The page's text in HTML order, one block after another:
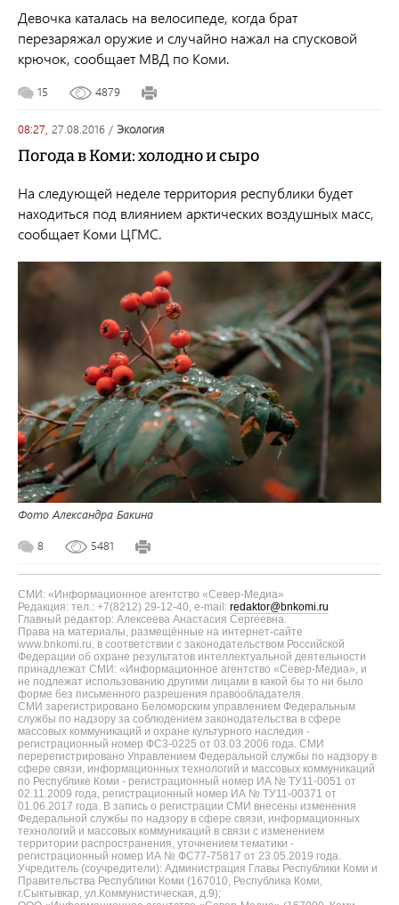
Девочка каталась на велосипеде, когда брат
перезаряжал оружие и случайно нажал на спусковой
крючок, сообщает МВД по Коми.
15 4879
08:27, 27.08.2016 / экология
Погода в Коми: холодно и сыро
На следующей неделе территория республики будет
находиться под влиянием арктических воздушных масс,
сообщает Коми ЦГМС.
Фото Александра Бакина
8 5481
СМИ: «Информационное агентство «Север-Медиа»
Редакция: тел.: +7(8212) 29-12-40, e-mail: redaktor@bnkomi.ru
Главный редактор: Алексеева Анастасия Сергеевна.
Права на материалы, размещённые на интернет-сайте
www.bnkomi.ru, в соответствии с законодательством Российской
Федерации об охране результатов интеллектуальной деятельности
принадлежат СМИ: «Информационное агентство «Север-Медиа», и
не подлежат использованию другими лицами в какой бы то ни было
форме без письменного разрешения правообладателя.
СМИ зарегистрировано Беломорским управлением Федеральным
службы по надзору за соблюдением законодательства в сфере
массовых коммуникаций и охране культурного наследия -
регистрационный номер ФС3-0225 от 03.03.2006 года. СМИ
перерегистрировано Управлением Федеральной службы по надзору в
сфере связи, информационных технологий и массовых коммуникаций
по Республике Коми - регистрационный номер ИА № ТУ11-0051 от
02.11.2009 года, регистрационный номер ИА № ТУ11-00371 от
01.06.2017 года. В запись о регистрации СМИ внесены изменения
Федеральной службы по надзору в сфере связи, информационных
технологий и массовых коммуникаций в связи с изменением
территории распространения, уточнением тематики -
регистрационный номер ИА № ФС77-75817 от 23.05.2019 года.
Учредитель (соучредители): Администрация Главы Республики Коми и
Правительства Республики Коми (167010, Республика Коми,
г.Сыктывкар, ул.Коммунистическая, д.9);